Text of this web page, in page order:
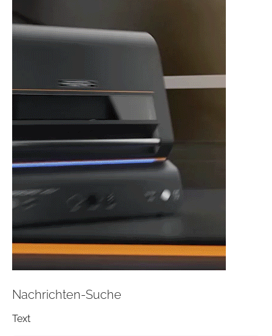
Nachrichten-Suche
Text